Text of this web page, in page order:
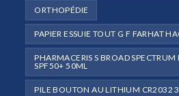
ORTHOPÉDIE
PAPIER ESSUIE TOUT G F FARHAT
PHARMACERIS S BROAD
SPF50+ 50ML
PILE BOUTON AU LITHIUM CR2032